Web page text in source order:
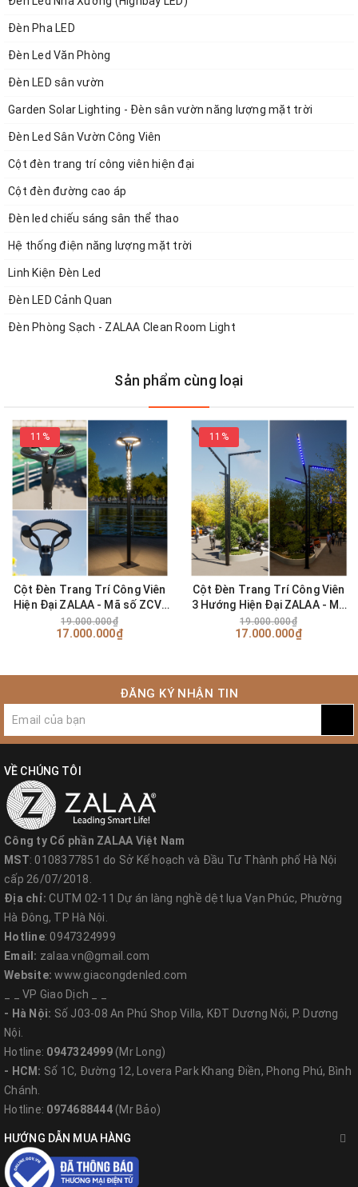
Đèn Pha LED
Đèn Led Văn Phòng
Đèn LED sân vườn
Garden Solar Lighting - Đèn sân vườn năng lượng mặt trời
Đèn Led Sân Vườn Công Viên
Cột đèn trang trí công viên hiện đại
Cột đèn đường cao áp
Đèn led chiếu sáng sân thể thao
Hệ thống điện năng lượng mặt trời
Linh Kiện Đèn Led
Đèn LED Cảnh Quan
Đèn Phòng Sạch - ZALAA Clean Room Light
Sản phẩm cùng loại
11%
Cột Đèn Trang Trí Công Viên
Hiện Đại ZALAA - Mã số ZCV-
H5000-60W
19.000.000₫
17.000.000₫
11%
Cột Đèn Trang Trí Công Viên
3 Hướng Hiện Đại ZALAA - Mã
số ZCV-H6000-3L-50W
19.000.000₫
17.000.000₫
ĐĂNG KÝ NHẬN TIN
VỀ CHÚNG TÔI
Công ty Cổ phần ZALAA Việt Nam
MST: 0108377851 do Sở Kế hoạch và Đầu Tư Thành phố Hà Nội
cấp 26/07/2018.
Địa chỉ: CUTM 02-11 Dự án làng nghề dệt lụa Vạn Phúc, Phường
Hà Đông, TP Hà Nội.
Hotline: 0947324999
Email: zalaa.vn@gmail.com
Website:www.giacongdenled.com
_ _ VP Giao Dịch _ _
- Hà Nội: Số J03-08 An Phú Shop Villa, KĐT Dương Nội, P. Dương
Nội.
Hotline: 0947324999(Mr Long)
- HCM: Số 1C, Đường 12, Lovera Park Khang Điền, Phong Phú, Bình
Chánh.
Hotline: 0974688444(Mr Bảo)
HƯỚNG DẪN MUA HÀNG